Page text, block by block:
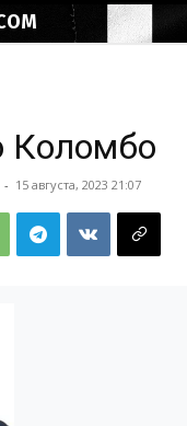
Коломбо
- 15 августа, 2023 21:07